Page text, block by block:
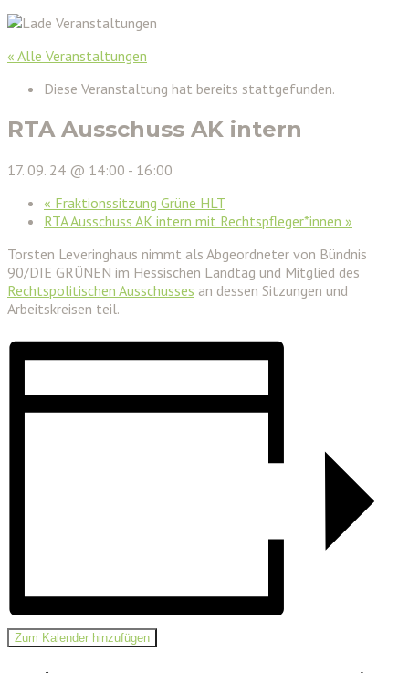
« Alle Veranstaltungen
Diese Veranstaltung hat bereits stattgefunden.
RTA Ausschuss AK intern
17. 09. 24 @ 14:00 - 16:00
« Fraktionssitzung Grüne HLT
RTA Ausschuss AK intern mit Rechtspfleger*innen »
Torsten Leveringhaus nimmt als Abgeordneter von Bündnis
90/DIE GRÜNEN im Hessischen Landtag und Mitglied des
Rechtspolitischen Ausschusses an dessen Sitzungen und
Arbeitskreisen teil.
Zum Kalender hinzufügen